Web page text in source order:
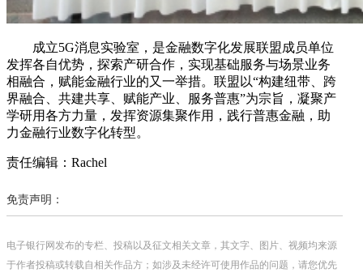
成立5G消息实验室，是金融数字化发展联盟成员单位
发挥各自优势，探索产研合作，实现基础服务与场景业务
相融合，赋能金融行业的又一举措。联盟以“构建纽带、跨
界融合、共建共享、赋能产业、服务普惠”为宗旨，凝聚产
学研用各方力量，发挥资源集聚作用，践行普惠金融，助
力金融行业数字化转型。
责任编辑：Rachel
免责声明：
电子银行网发布的专栏、投稿以及征文相关文章，其文字、图片、视频均来源
于作者投稿或转载自相关作品方；如涉及未经许可使用作品的问题，请您优先